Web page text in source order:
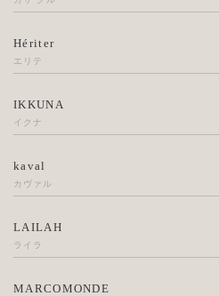
Hériter
エリテ
IKKUNA
イクナ
kaval
カヴァル
LAILAH
ライラ
MARCOMONDE